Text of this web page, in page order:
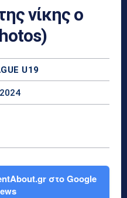
νίκης ο
U19
στο Google